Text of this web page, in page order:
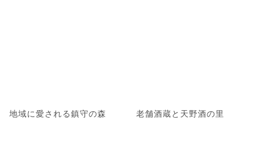
地域に愛される鎮守の森 老舗酒蔵と天野酒の里